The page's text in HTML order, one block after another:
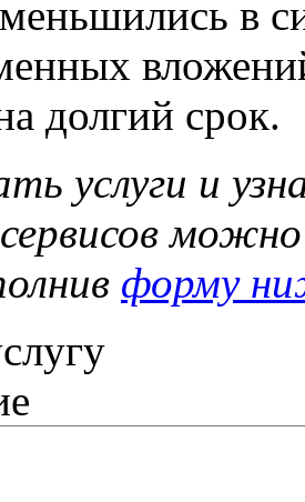
в
долгий срок.
услуги и
можно
форму